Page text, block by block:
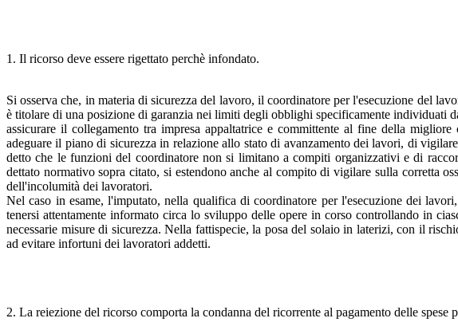
1. Il ricorso deve essere rigettato perchè infondato.
Si osserva che, in materia di sicurezza del lavoro, il coordinatore per l'esecuzione del
è titolare di una posizione di garanzia nei limiti degli obblighi specificamente individuati
assicurare il collegamento tra impresa appaltatrice e committente al fine della
adeguare il piano di sicurezza in relazione allo stato di avanzamento dei lavori, di
detto che le funzioni del coordinatore non si limitano a compiti organizzativi e di
dettato normativo sopra citato, si estendono anche al compito di vigilare sulla corretta
dell'incolumità dei lavoratori.
Nel caso in esame, l'imputato, nella qualifica di coordinatore per l'esecuzione dei
tenersi attentamente informato circa lo sviluppo delle opere in corso controllando in
necessarie misure di sicurezza. Nella fattispecie, la posa del solaio in laterizi, con il
ad evitare infortuni dei lavoratori addetti.
2. La reiezione del ricorso comporta la condanna del ricorrente al pagamento delle spese